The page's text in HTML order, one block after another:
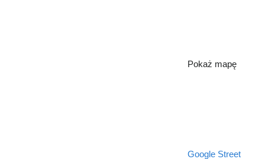
Pokaż mapę
Google Street